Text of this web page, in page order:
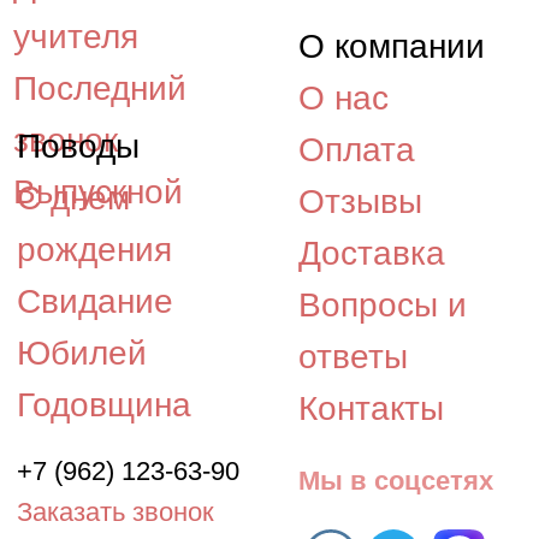
интернет-магазин
доставки цветов в Южно-
Сахалинске.